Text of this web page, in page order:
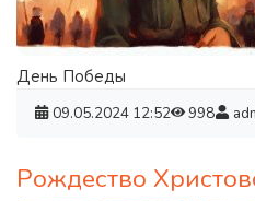
День Победы
09.05.2024 12:52 998
Рождество